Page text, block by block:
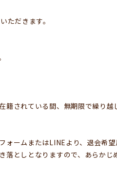
ただきます。
されている間、無期限で繰り越
ームまたはLINEより、退会希
としとなりますので、あらかじ